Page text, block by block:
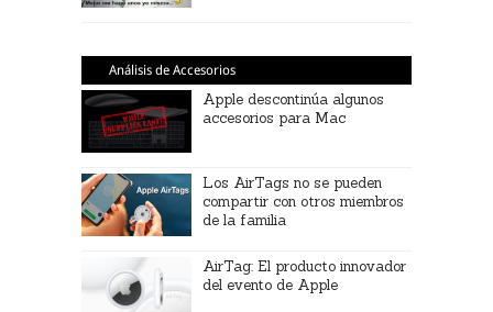
Análisis de Accesorios
Apple descontinúa algunos
accesorios para Mac
Los AirTags no se pueden
compartir con otros miembros
de la familia
AirTag: El producto innovador
del evento de Apple